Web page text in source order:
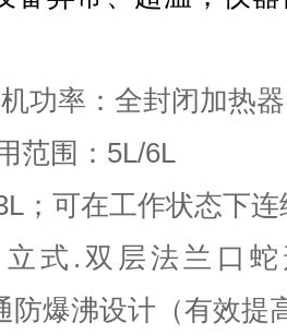
机功率：全封闭加热
范围：5L/6L
；可在工作状态下
立式.双层法兰口
防爆沸设计（有效提